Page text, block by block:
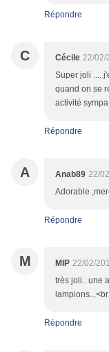
Répondre
C Cécile 22/02/
Super joli ....
quand on se
activité
Répondre
A Anab89 22/
Adorable
Répondre
M MIP 22/02/
très joli.. une
Répondre